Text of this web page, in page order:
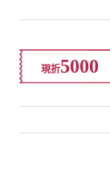
現折5000